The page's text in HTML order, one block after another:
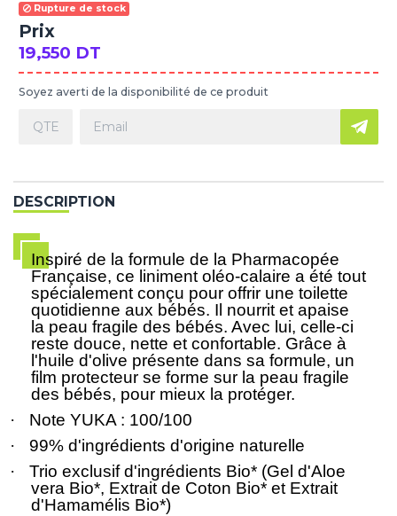
Rupture de stock
Prix
19,550 DT
Soyez averti de la disponibilité de ce produit
DESCRIPTION
Inspiré de la formule de la Pharmacopée
Française, ce liniment oléo-calaire a été tout
spécialement conçu pour offrir une toilette
quotidienne aux bébés. Il nourrit et apaise
la peau fragile des bébés. Avec lui, celle-ci
reste douce, nette et confortable. Grâce à
l'huile d'olive présente dans sa formule, un
film protecteur se forme sur la peau fragile
des bébés, pour mieux la protéger.
·
Note YUKA : 100/100
·
99% d'ingrédients d'origine naturelle
·
Trio exclusif d'ingrédients Bio* (Gel d'Aloe
vera Bio*, Extrait de Coton Bio* et Extrait
d'Hamamélis Bio*)